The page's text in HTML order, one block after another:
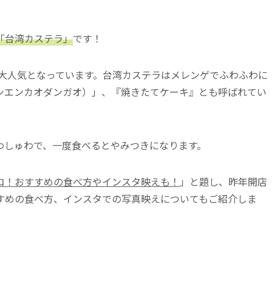
台湾カステラ」です！
気となっています。台湾カステラはメレンゲでふわふわに
ンカオダンガオ）」、『焼きたてケーキ』とも呼ばれてい
ゅわで、一度食べるとやみつきになります。
おすすめの食べ方やインスタ映えも！ 」と題し、昨年開店
の食べ方、インスタでの写真映えについてもご紹介しま